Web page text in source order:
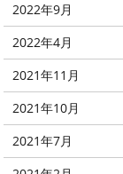
2022年9月
2022年4月
2021年11月
2021年10月
2021年7月